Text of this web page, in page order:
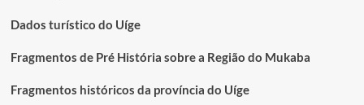
Dados turístico do Uíge
Fragmentos de Pré História sobre a Região do Mukaba
Fragmentos históricos da província do Uíge